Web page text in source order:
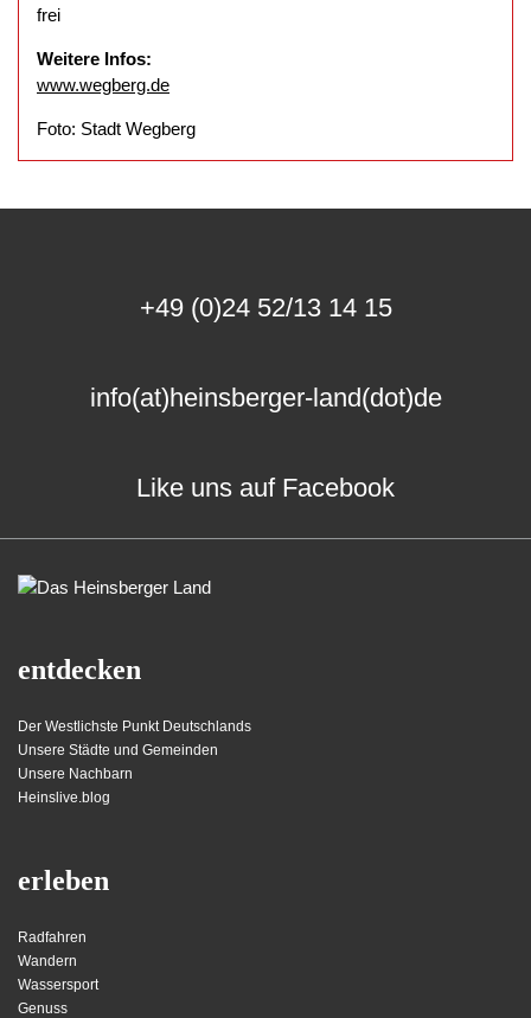
frei
Weitere Infos:
www.wegberg.de
Foto: Stadt Wegberg
+49 (0)24 52/13 14 15
info(at)heinsberger-land(dot)de
Like uns auf Facebook
entdecken
Der Westlichste Punkt Deutschlands
Unsere Städte und Gemeinden
Unsere Nachbarn
Heinslive.blog
erleben
Radfahren
Wandern
Wassersport
Genuss